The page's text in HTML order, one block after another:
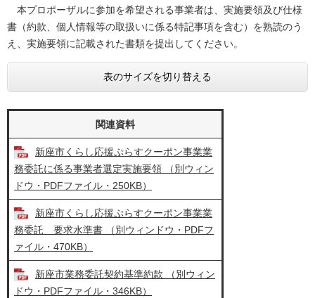
本プロポーザルに参加を希望される事業者は、実施要領及び仕様
書（約款、個人情報等の取扱いに係る特記事項を含む）を熟読のう
え、実施要領に記載された書類を提出してください。
表のサイズを切り替える
関連資料
新座市くらし応援ぷらすクーポン事業業
務委託に係る事業者選定実施要領 （別ウィン
ドウ・PDFファイル・250KB）
新座市くらし応援ぷらすクーポン事業業
務委託 要求水準書 （別ウィンドウ・PDFフ
ァイル・470KB）
新座市業務委託契約基準約款 （別ウィン
ドウ・PDFファイル・346KB）